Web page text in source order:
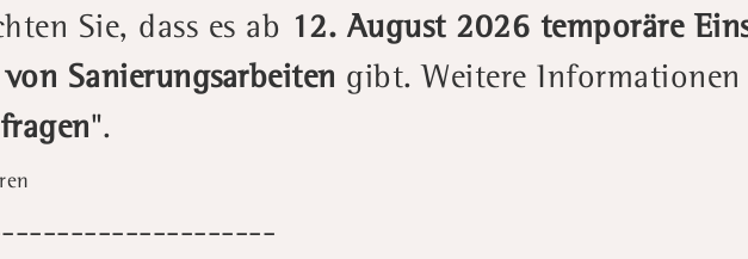
Sie, dass es ab 12. August 2026 temporäre
Sanierungsarbeiten gibt. Weitere
".